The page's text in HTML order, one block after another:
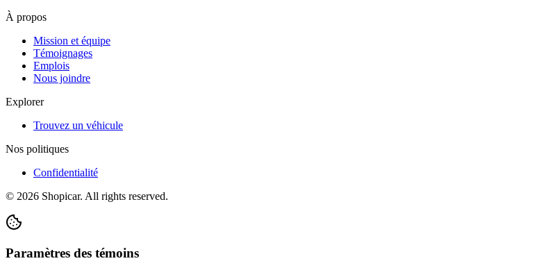
À propos
Mission et équipe
Témoignages
Emplois
Nous joindre
Explorer
Trouvez un véhicule
Nos politiques
Confidentialité
© 2026 Shopicar. All rights reserved.
Paramètres des témoins